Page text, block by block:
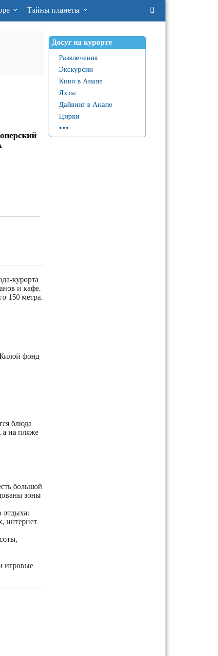
Тайны планеты
курорта
и кафе.
150 метра.
фонд
блюда
а на пляже
большой
зоны
отдыха:
интернет
игровые
Досуг на курорте
Развлечения
Экскурсии
Кино в Анапе
Яхты
Дайвинг в Анапе
Цирки
...